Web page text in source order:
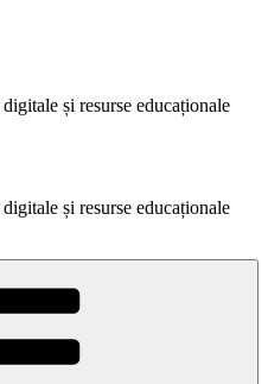
și resurse educaționale
și resurse educaționale